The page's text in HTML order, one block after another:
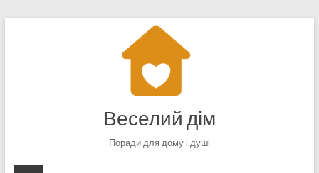
Веселий дім
Поради для дому і душі